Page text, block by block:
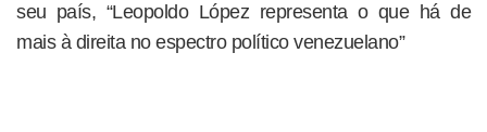
seu país, “Leopoldo López representa o que há de
mais à direita no espectro político venezuelano”